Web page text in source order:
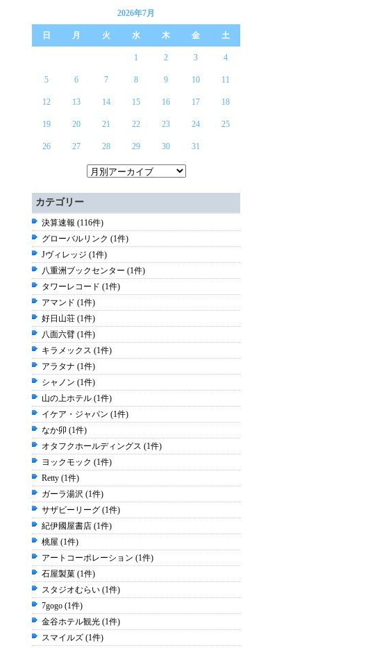
2026年7月
日 月 火 水 木 金 土
1 2 3 4
5 6 7 8 9 10 11
12 13 14 15 16 17 18
19 20 21 22 23 24 25
26 27 28 29 30 31
カテゴリー
決算速報 (116件)
グローバルリンク (1件)
Jヴィレッジ (1件)
八重洲ブックセンター (1件)
タワーレコード (1件)
アマンド (1件)
好日山荘 (1件)
八面六臂 (1件)
キラメックス (1件)
アラタナ (1件)
シャノン (1件)
山の上ホテル (1件)
イケア・ジャパン (1件)
なか卯 (1件)
オタフクホールディングス (1件)
ヨックモック (1件)
Retty (1件)
ガーラ湯沢 (1件)
サザビーリーグ (1件)
紀伊國屋書店 (1件)
桃屋 (1件)
アートコーポレーション (1件)
石屋製菓 (1件)
スタジオむらい (1件)
7gogo (1件)
金谷ホテル観光 (1件)
スマイルズ (1件)